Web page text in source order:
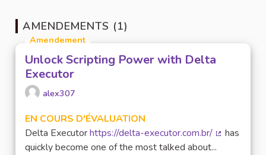
AMENDEMENTS (1)
Amendement
Unlock Scripting Power with Delta
Executor
alex307
EN COURS D'ÉVALUATION
Delta Executorhttps://delta-executor.com.br/
has
quickly become one of the most talked about...